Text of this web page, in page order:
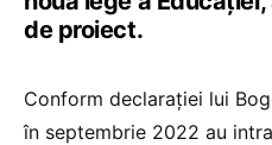
de proiect.
Conform declarației lui
în septembrie 2022 au